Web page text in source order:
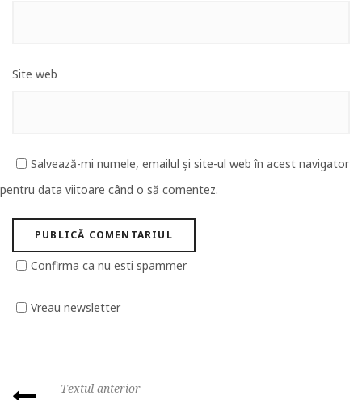
Site web
Salvează-mi numele, emailul și site-ul web în acest navigator
pentru data viitoare când o să comentez.
Confirma ca nu esti spammer
Vreau newsletter
Textul anterior